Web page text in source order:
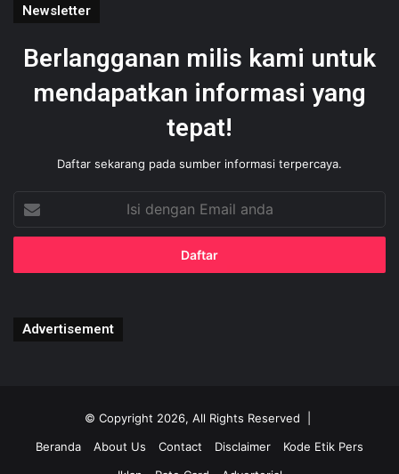
Newsletter
Berlangganan milis kami untuk
mendapatkan informasi yang
tepat!
Daftar sekarang pada sumber informasi terpercaya.
dengan
Email
Advertisement
© Copyright 2026, All Rights Reserved |
Beranda
About Us Contact Disclaimer
Kode Etik Pers